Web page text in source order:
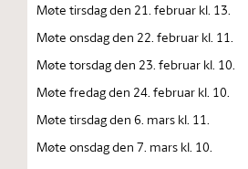
Møte tirsdag den 21. februar kl. 13.
Møte onsdag den 22. februar kl. 11.
Møte torsdag den 23. februar kl. 10.
Møte fredag den 24. februar kl. 10.
Møte tirsdag den 6. mars kl. 11.
Møte onsdag den 7. mars kl. 10.